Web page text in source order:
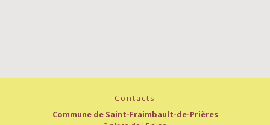
Contacts
Commune de Saint-Fraimbault-de-Prières